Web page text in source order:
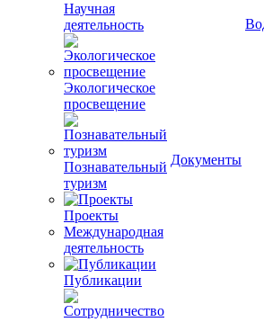
Научная
деятельность
Экологическое
просвещение
Познавательный
туризм
Проекты
Международная
деятельность
Публикации
Документы